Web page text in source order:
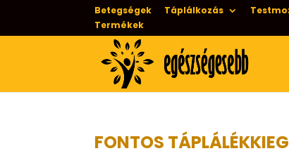
Betegségek Táplálkozás
Termékek
FONTOS